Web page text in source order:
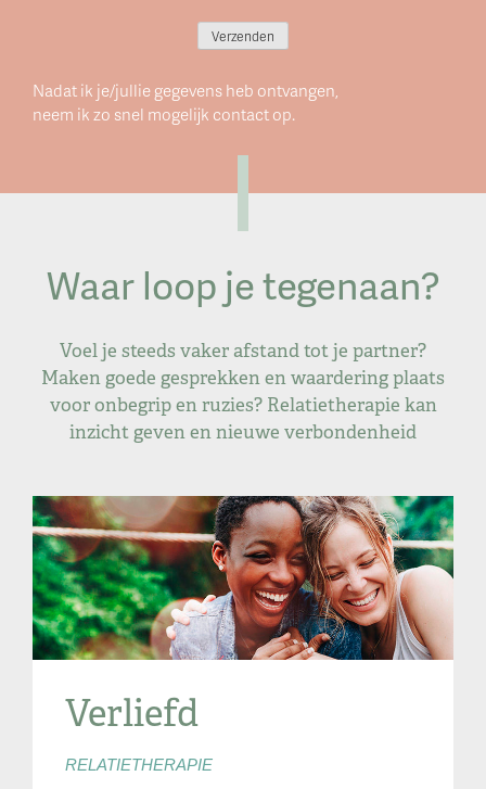
Verzenden
Nadat ik je/jullie gegevens heb ontvangen,
neem ik zo snel mogelijk contact op.
Waar loop je tegenaan?
Voel je steeds vaker afstand tot je partner?
Maken goede gesprekken en waardering plaats
voor onbegrip en ruzies? Relatietherapie kan
inzicht geven en nieuwe verbondenheid
Verliefd
RELATIETHERAPIE